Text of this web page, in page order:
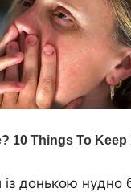
донькою нyдно